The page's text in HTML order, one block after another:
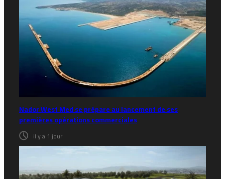
Nador West Med se prépare au lancement de ses
premières opérations commerciales
il y a 1 jour